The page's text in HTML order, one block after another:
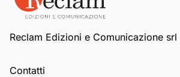
Reclam Edizioni e Comunicazione srl
Contatti